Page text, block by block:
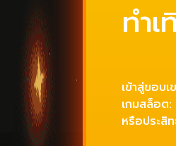
ทำ
เข้าสู่ขอบ
เกมสล็อต:
หรือประสิ